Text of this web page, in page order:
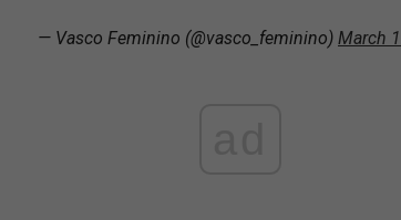
— Vasco Feminino (@vasco_feminino) March